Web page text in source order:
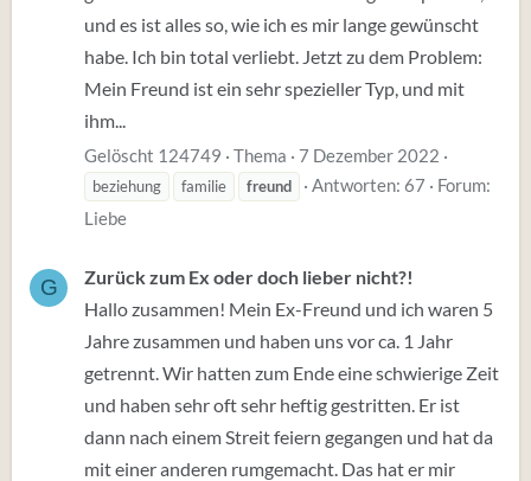
und es ist alles so, wie ich es mir lange gewünscht
habe. Ich bin total verliebt. Jetzt zu dem Problem:
Mein Freund ist ein sehr spezieller Typ, und mit
ihm...
Gelöscht 124749 Thema 7 Dezember 2022
beziehung familie freund Antworten: 67
Forum:
Liebe
G
Zurück zum Ex oder doch lieber nicht?!
Hallo zusammen! Mein Ex-Freund und ich waren 5
Jahre zusammen und haben uns vor ca. 1 Jahr
getrennt. Wir hatten zum Ende eine schwierige Zeit
und haben sehr oft sehr heftig gestritten. Er ist
dann nach einem Streit feiern gegangen und hat da
mit einer anderen rumgemacht. Das hat er mir